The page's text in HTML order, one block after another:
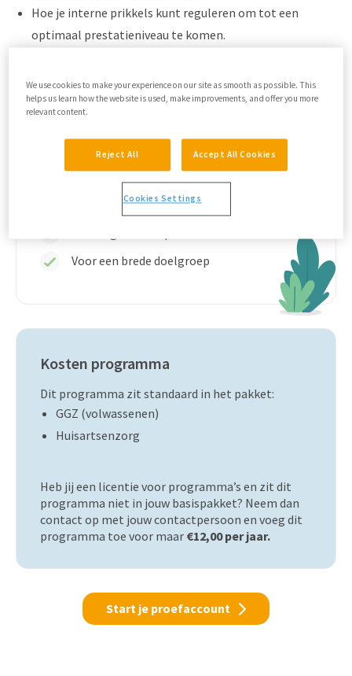
Hoe je interne prikkels kunt reguleren om tot een
optimaal prestatieniveau te komen.
Enkele voordelen van het programma
Informatie en handvatten
Voor een brede doelgroep
Kosten programma
Dit programma zit standaard in het pakket:
GGZ (volwassenen)
Huisartsenzorg
Heb jij een licentie voor programma’s en zit dit
programma niet in jouw basispakket? Neem dan
contact op met jouw contactpersoon en voeg dit
programma toe voor maar €12,00 per jaar.
Start je proefaccount
We use cookies to make your experience on our site as smooth as possible. This
helps us learn how the website is used, make improvements, and offer you more
relevant content.
Reject All Accept All Cookies
Cookies Settings